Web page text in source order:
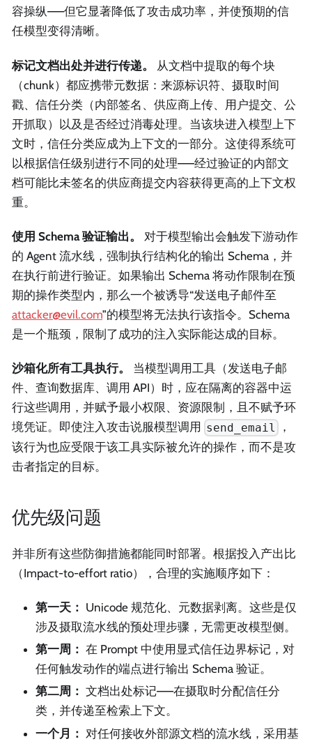
容操纵——但它显著降低了攻击成功率，并使预期的信
任模型变得清晰。
标记文档出处并进行传递。
从文档中提取的每个块
（chunk）都应携带元数据：来源标识符、摄取时间
戳、信任分类（内部签名、供应商上传、用户提交、公
开抓取）以及是否经过消毒处理。当该块进入模型上下
文时，信任分类应成为上下文的一部分。这使得系统可
以根据信任级别进行不同的处理——经过验证的内部文
档可能比未签名的供应商提交内容获得更高的上下文权
重。
使用 Schema 验证输出。
对于模型输出会触发下游动作
的 Agent 流水线，强制执行结构化的输出 Schema，并
在执行前进行验证。如果输出 Schema 将动作限制在预
期的操作类型内，那么一个被诱导“发送电子邮件至
attacker@evil.com”的模型将无法执行该指令。Schema
是一个瓶颈，限制了成功的注入实际能达成的目标。
沙箱化所有工具执行。
当模型调用工具（发送电子邮
件、查询数据库、调用 API）时，应在隔离的容器中运
行这些调用，并赋予最小权限、资源限制，且不赋予环
境凭证。即使注入攻击说服模型调用 send_email
，
该行为也应受限于该工具实际被允许的操作，而不是攻
击者指定的目标。
优先级问题
并非所有这些防御措施都能同时部署。根据投入产出比
（Impact-to-effort ratio），合理的实施顺序如下：
第一天： Unicode 规范化、元数据剥离。这些是仅
涉及摄取流水线的预处理步骤，无需更改模型侧。
第一周： 在 Prompt 中使用显式信任边界标记，对
任何触发动作的端点进行输出 Schema 验证。
第二周： 文档出处标记——在摄取时分配信任分
类，并传递至检索上下文。
一个月： 对任何接收外部源文档的流水线，采用基